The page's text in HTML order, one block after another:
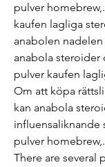
pulver
kaufen lagliga
anabolen
anabola
pulver kaufen
Om att köpa
kan anabola
influensaliknande
pulver homebrew,.
There are several